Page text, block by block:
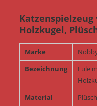
Holzkugel,
Marke
Bezeichnung
Eule
Material